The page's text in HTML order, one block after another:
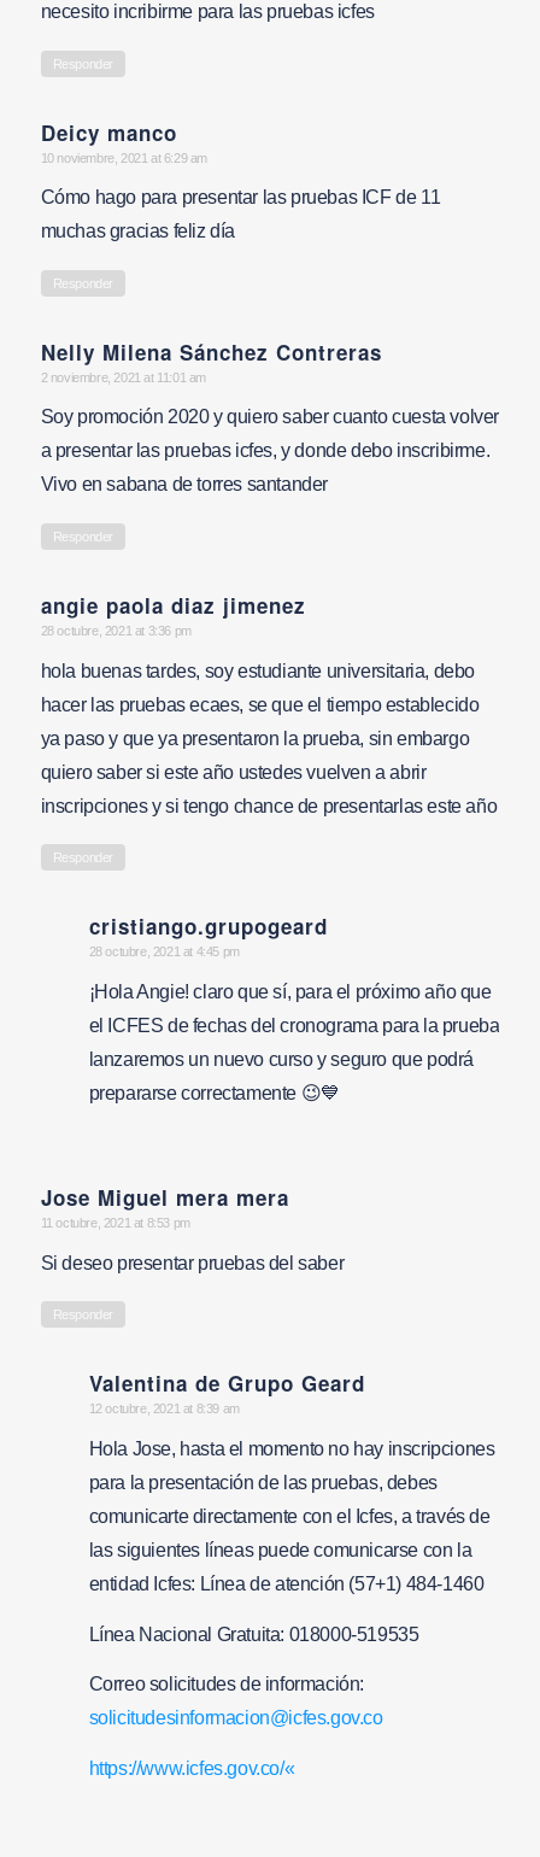
necesito incribirme para las pruebas icfes
Responder
Deicy manco
says:
10 noviembre, 2021 at 6:29 am
Cómo hago para presentar las pruebas ICF de 11
muchas gracias feliz día
Responder
Nelly Milena Sánchez Contreras
says:
2 noviembre, 2021 at 11:01 am
Soy promoción 2020 y quiero saber cuanto cuesta volver
a presentar las pruebas icfes, y donde debo inscribirme.
Vivo en sabana de torres santander
Responder
angie paola diaz jimenez
says:
28 octubre, 2021 at 3:36 pm
hola buenas tardes, soy estudiante universitaria, debo
hacer las pruebas ecaes, se que el tiempo establecido
ya paso y que ya presentaron la prueba, sin embargo
quiero saber si este año ustedes vuelven a abrir
inscripciones y si tengo chance de presentarlas este año
Responder
cristiango.grupogeard
says:
28 octubre, 2021 at 4:45 pm
¡Hola Angie! claro que sí, para el próximo año que
el ICFES de fechas del cronograma para la prueba
lanzaremos un nuevo curso y seguro que podrá
prepararse correctamente 😉💙
Jose Miguel mera mera
says:
11 octubre, 2021 at 8:53 pm
Si deseo presentar pruebas del saber
Responder
Valentina de Grupo Geard
says:
12 octubre, 2021 at 8:39 am
Hola Jose, hasta el momento no hay inscripciones
para la presentación de las pruebas, debes
comunicarte directamente con el Icfes, a través de
las siguientes líneas puede comunicarse con la
entidad Icfes: Línea de atención (57+1) 484-1460
Línea Nacional Gratuita: 018000-519535
Correo solicitudes de información:
solicitudesinformacion@icfes.gov.co
https://www.icfes.gov.co/«